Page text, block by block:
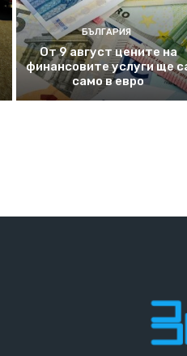
БЪЛГАРИЯ
От 9 август цените на
финансовите услуги ще
само в евро